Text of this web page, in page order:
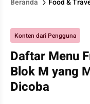
Beranda Food &
Konten dari Pengguna
Daftar Menu
Blok M yang
Dicoba